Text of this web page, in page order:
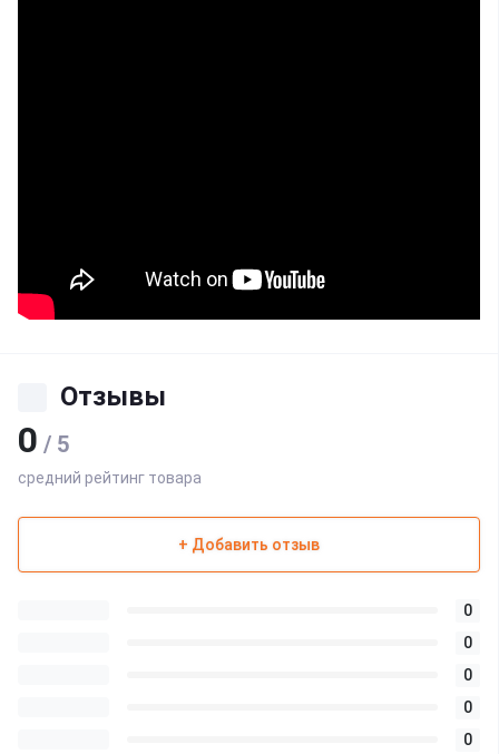
Отзывы
0 / 5
средний рейтинг товара
+ Добавить отзыв
0
0
0
0
0